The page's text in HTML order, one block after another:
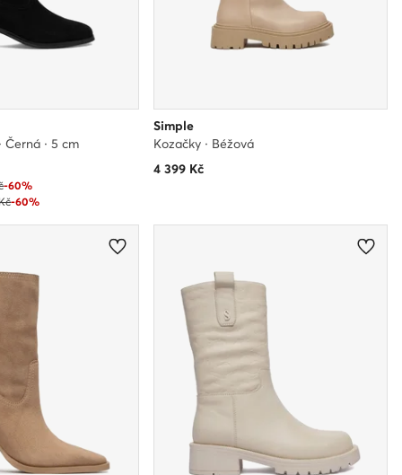
Černá · 5 cm
-60%
-60%
Simple
Kozačky · Béžová
4 399Kč